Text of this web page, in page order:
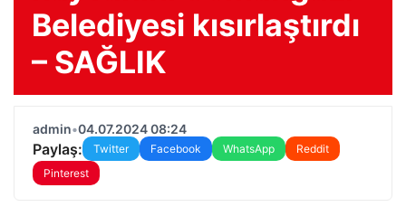
Belediyesi kısırlaştırdı
– SAĞLIK
admin•04.07.2024 08:24
Paylaş: Twitter Facebook WhatsApp
Reddit
Pinterest